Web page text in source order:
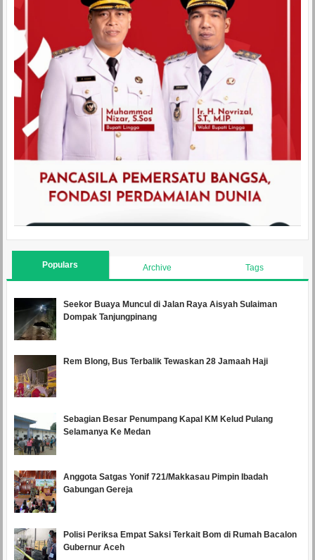
Populars Archive Tags
Seekor Buaya Muncul di Jalan Raya Aisyah Sulaiman
Dompak Tanjungpinang
Rem Blong, Bus Terbalik Tewaskan 28 Jamaah Haji
Sebagian Besar Penumpang Kapal KM Kelud Pulang
Selamanya Ke Medan
Anggota Satgas Yonif 721/Makkasau Pimpin Ibadah
Gabungan Gereja
Polisi Periksa Empat Saksi Terkait Bom di Rumah Bacalon
Gubernur Aceh